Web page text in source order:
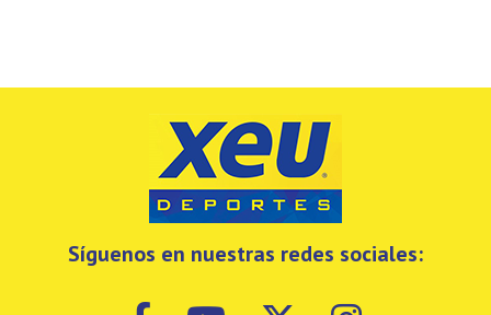
Síguenos en nuestras redes sociales: